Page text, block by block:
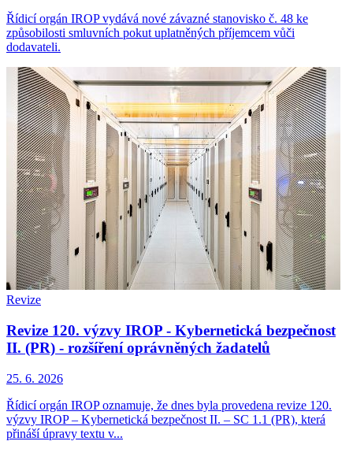
Řídicí orgán IROP vydává nové závazné stanovisko č. 48 ke
způsobilosti smluvních pokut uplatněných příjemcem vůči
dodavateli.
Revize
Revize 120. výzvy IROP - Kybernetická bezpečnost
II. (PR) - rozšíření oprávněných žadatelů
25. 6. 2026
Řídicí orgán IROP oznamuje, že dnes byla provedena revize 120.
výzvy IROP – Kybernetická bezpečnost II. – SC 1.1 (PR), která
přináší úpravy textu v...